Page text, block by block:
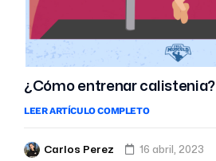
¿Cómo entrenar calistenia?
LEER ARTÍCULO COMPLETO
Carlos Perez 16 abril, 2023